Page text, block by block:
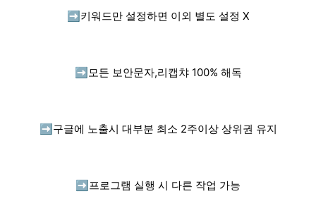
➡️ 키워드만 설정하면 이외 별도 설정 X
➡️ 모든 보안문자,리캡챠 100% 해독
➡️ 구글에 노출시 대부분 최소 2주이상 상위권 유지
➡️ 프로그램 실행 시 다른 작업 가능